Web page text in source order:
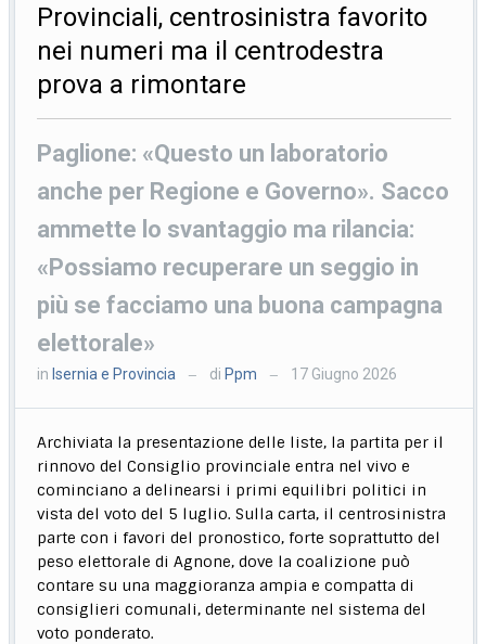
Provinciali, centrosinistra favorito
nei numeri ma il centrodestra
prova a rimontare
Paglione: «Questo un laboratorio
anche per Regione e Governo». Sacco
ammette lo svantaggio ma rilancia:
«Possiamo recuperare un seggio in
più se facciamo una buona campagna
elettorale»
in Isernia e Provincia — di Ppm — 17 Giugno 2026
Archiviata la presentazione delle liste, la partita per il
rinnovo del Consiglio provinciale entra nel vivo e
cominciano a delinearsi i primi equilibri politici in
vista del voto del 5 luglio. Sulla carta, il centrosinistra
parte con i favori del pronostico, forte soprattutto del
peso elettorale di Agnone, dove la coalizione può
contare su una maggioranza ampia e compatta di
consiglieri comunali, determinante nel sistema del
voto ponderato.